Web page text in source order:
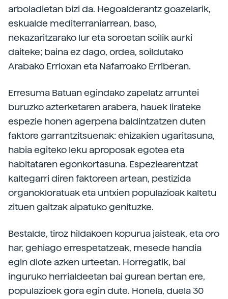
arboladietan bizi da. Hegoalderantz goazelarik,
eskualde mediterraniarrean, baso,
nekazaritzarako lur eta soroetan soilik aurki
daiteke; baina ez dago, ordea, soildutako
Arabako Errioxan eta Nafarroako Erriberan.
Erresuma Batuan egindako zapelatz arruntei
buruzko azterketaren arabera, hauek lirateke
espezie honen agerpena baldintzatzen duten
faktore garrantzitsuenak: ehizakien ugaritasuna,
habia egiteko leku aproposak egotea eta
habitataren egonkortasuna. Espeziearentzat
kaltegarri diren faktoreen artean, pestizida
organokloratuak eta untxien populazioak kaltetu
zituen gaitzak aipatuko genituzke.
Bestalde, tiroz hildakoen kopurua jaisteak, eta oro
har, gehiago errespetatzeak, mesede handia
egin diote azken urteetan. Horregatik, bai
inguruko herrialdeetan bai gurean bertan ere,
populazioek gora egin dute. Honela, duela 30